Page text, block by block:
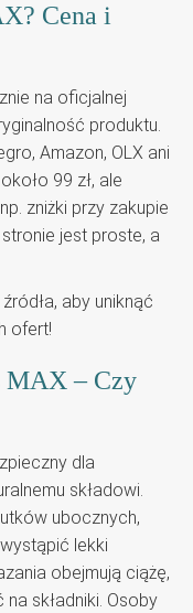
Cena i
na oficjalnej
produktu.
Amazon, OLX ani
99 zł, ale
zniżki przy zakupie
jest proste, a
aby uniknąć
ofert!
MAX – Czy
dla
składowi.
ubocznych,
lekki
obejmują ciążę,
składniki. Osoby